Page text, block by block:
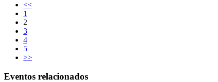
<<
1
2
3
4
5
>>
Eventos relacionados